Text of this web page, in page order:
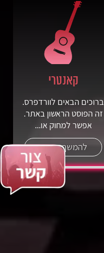
קאנטרי
ברוכים הבאים לוורדפרס.
זה הפוסט הראשון באתר.
אפשר למחוק או...
להמשך קריאה